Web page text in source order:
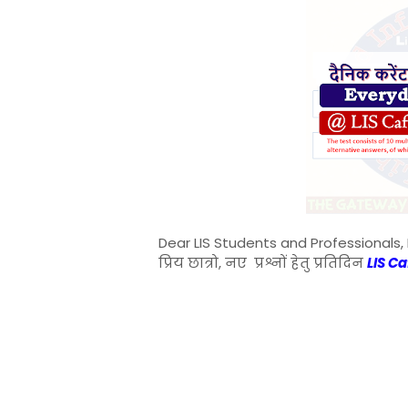
Dear LIS Students and Professionals,
प्रिय छात्रो, नए प्रश्नों हेतु प्रतिदिनLIS